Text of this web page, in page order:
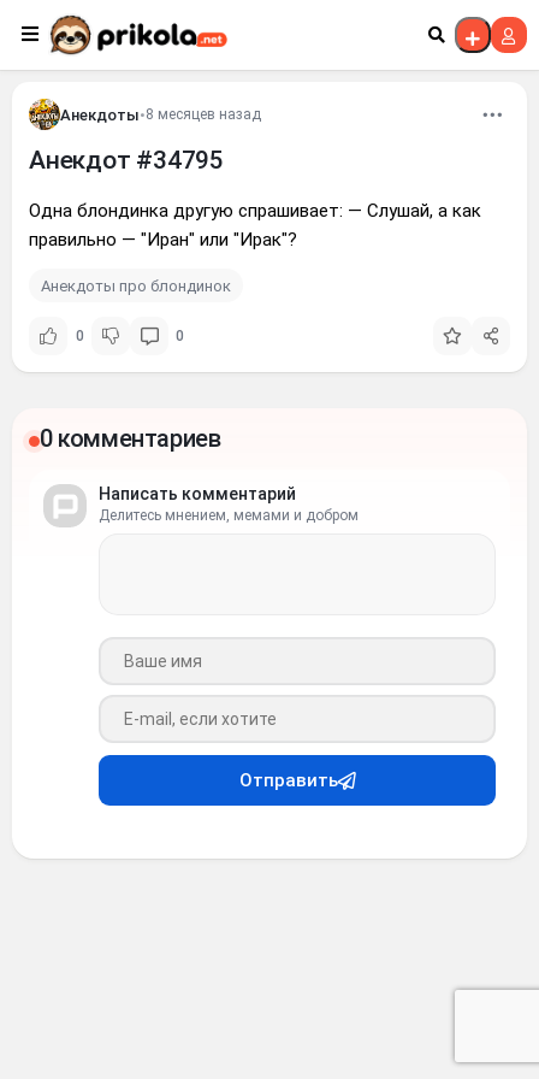
Перейти к контенту
Анекдоты•8 месяцев назад
Анекдот #34795
Одна блондинка другую спрашивает: — Слушай, а как
правильно — "Иран" или "Ирак"?
Анекдоты про блондинок
0 0
0 комментариев
Написать комментарий
Делитесь мнением, мемами и добром
Ваше имя
Ваш e-mail
Отправить